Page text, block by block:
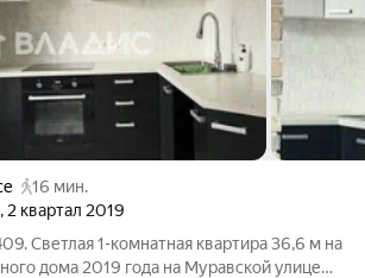
16 мин.
, 2 квартал 2019
Светлая 1-комнатная квартира 36,6 м на
дома 2019 года на Муравской улице